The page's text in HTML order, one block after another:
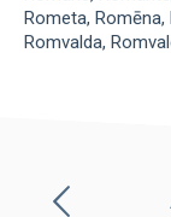
Rometa Romēna
Romvalda